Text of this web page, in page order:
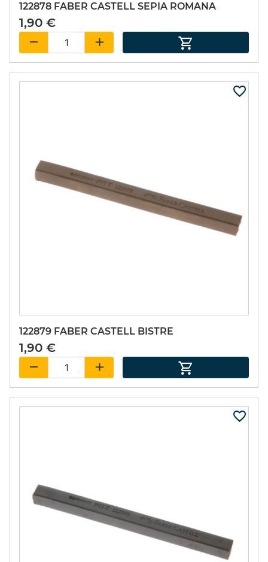
122878 FABER CASTELL SEPIA ROMANA
1,90 €
122879 FABER CASTELL BISTRE
1,90 €